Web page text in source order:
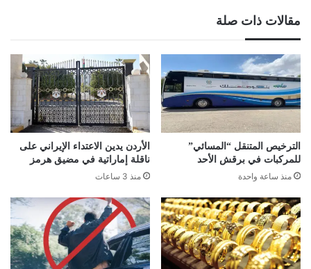
مقالات ذات صلة
الترخيص المتنقل “المسائي”
للمركبات في برقش الأحد
منذ ساعة واحدة
الأردن يدين الاعتداء الإيراني على
ناقلة إماراتية في مضيق هرمز
منذ 3 ساعات